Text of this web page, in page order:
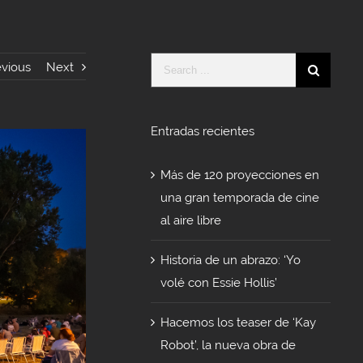
Next
Search
for:
Entradas recientes
Más de 120 proyecciones en
una gran temporada de cine
al aire libre
Historia de un abrazo: ‘Yo
volé con Essie Hollis’
Hacemos los teaser de ‘Kay
Robot’, la nueva obra de